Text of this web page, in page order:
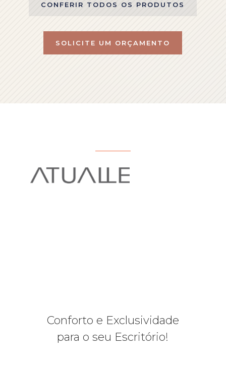
CONFERIR TODOS OS PRODUTOS
SOLICITE UM ORÇAMENTO
Conforto e Exclusividade
para o seu Escritório!